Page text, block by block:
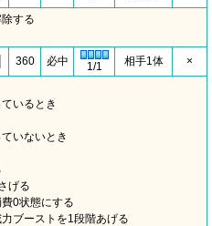
する
360 必中 1/1 相手1体 ×
いるとき
いないとき
げる
0状態にする
ブーストを1段階あげる